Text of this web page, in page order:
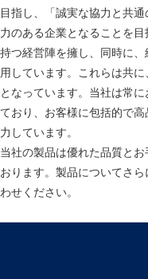
目指し、「誠実な協力と共
力のある企業となることを
持つ経営陣を擁し、同時に
用しています。これらは共
となっています。当社は常
ており、お客様に包括的で
力しています。
当社の製品は優れた品質と
おります。製品についてさ
わせください。